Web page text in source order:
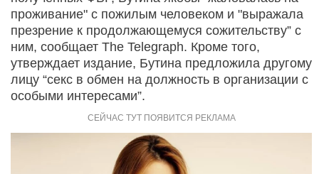
проживание" с пожилым человеком и "выражала
презрение к продолжающемуся сожительству” с
ним, сообщает The Telegraph. Кроме того,
утверждает издание, Бутина предложила другому
лицу “секс в обмен на должность в организации с
особыми интересами”.